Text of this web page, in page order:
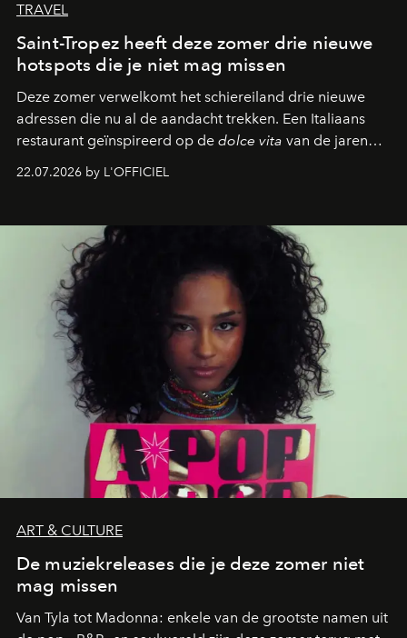
TRAVEL
Saint-Tropez heeft deze zomer drie nieuwe
hotspots die je niet mag missen
Deze zomer verwelkomt het schiereiland drie nieuwe
adressen die nu al de aandacht trekken. Een Italiaans
restaurant geïnspireerd op de dolce vita van de jaren
zestig, een Japanse hotspot die na zonsondergang
verandert in een bruisende ontmoetingsplek en de
neerstrijkt in Saint-Tropez. Dit zijn de nieuwe adressen
die deze zomer de toon zetten, van lange lunches tot
zwoele nachten.
22.07.2026 by L'OFFICIEL
ART & CULTURE
De muziekreleases die je deze zomer niet
mag missen
Van Tyla tot Madonna: enkele van de grootste namen uit